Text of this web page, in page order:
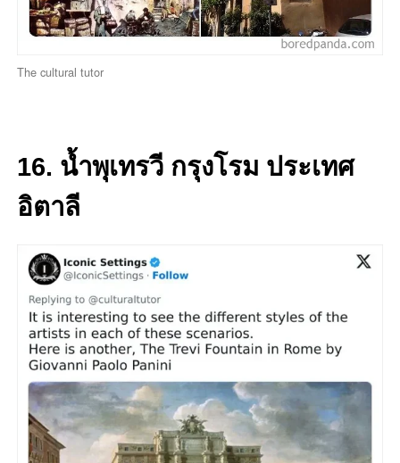
The cultural tutor
16. น้ำพุเทรวี กรุงโรม ประเทศ
อิตาลี